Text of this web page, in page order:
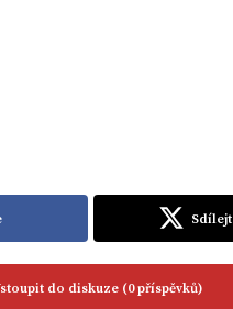
do diskuze (0 příspěvků)